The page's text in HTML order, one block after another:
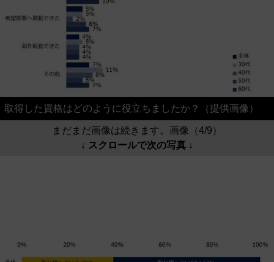
取得した資格はどのように役立ちましたか？（提供画像）
まだまだ画像は続きます。画像（4/9）
↓ スクロールで次の写真 ↓